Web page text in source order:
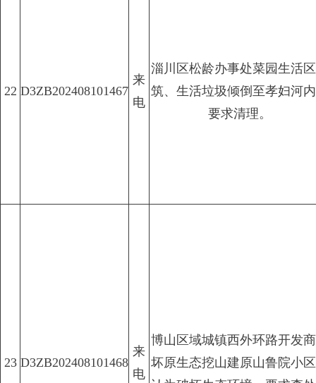
22 D3ZB202408101467
来
电
淄川区松龄办事处菜园生活
筑、生活垃圾倾倒至孝妇河
要求清理。
23 D3ZB202408101468
来
电
博山区域城镇西外环路开发
坏原生态挖山建原山鲁院小